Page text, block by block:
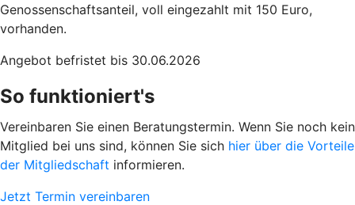
Genossenschaftsanteil, voll eingezahlt mit 150 Euro,
vorhanden.
Angebot befristet bis 30.06.2026
So funktioniert's
Vereinbaren Sie einen Beratungstermin. Wenn Sie noch kein
Mitglied bei uns sind, können Sie sich hier über die Vorteile
der Mitgliedschaft informieren.
Jetzt Termin vereinbaren